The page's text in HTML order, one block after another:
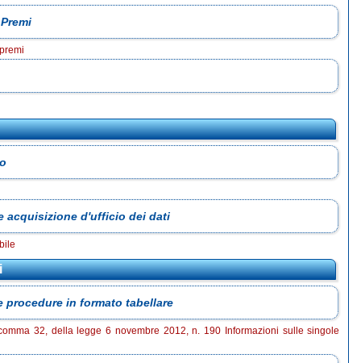
acquisizione d'ufficio dei dati
procedure in formato tabellare
32, della legge 6 novembre 2012, n. 190 Informazioni sulle singole